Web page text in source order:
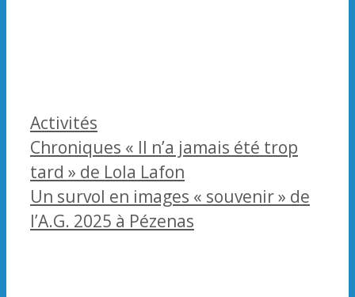
Catégories
Activités
Chroniques « Il n’a jamais été trop
tard » de Lola Lafon
Un survol en images « souvenir » de
l’A.G. 2025 à Pézenas